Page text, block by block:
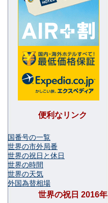
便利なリンク
国番号の一覧
世界の市外局番
世界の祝日と休日
世界の時間
世界の天気
外国為替相場
世界の祝日 2016年